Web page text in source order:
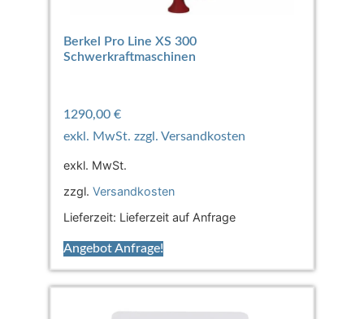
Berkel Pro Line XS 300
Schwerkraftmaschinen
1290,00 €
exkl. MwSt.
zzgl. Versandkosten
Lieferzeit: Lieferzeit auf Anfrage
Angebot Anfrage!